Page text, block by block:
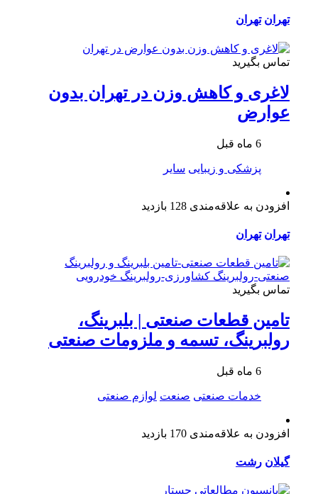
تهران تهران
تماس بگیرید
لاغری و کاهش وزن در تهران بدون
عوارض
6 ماه قبل
پزشکی و زیبایی سایر
افزودن به علاقه‌مندی 128 بازدید
تهران تهران
تماس بگیرید
تامین قطعات صنعتی | بلبرینگ،
رولبرینگ، تسمه و ملزومات صنعتی
6 ماه قبل
خدمات صنعتی صنعت لوازم صنعتی
افزودن به علاقه‌مندی 170 بازدید
گیلان رشت